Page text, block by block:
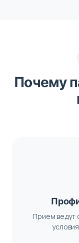
Почему
Прием ведут